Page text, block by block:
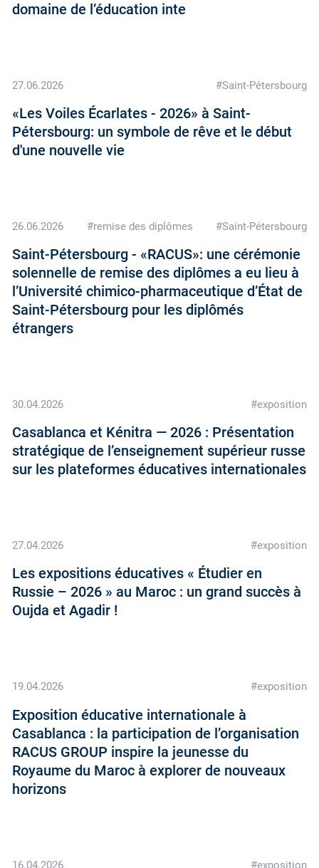
domaine de l’éducation inte
27.06.2026 #Saint-Pétersbourg
«Les Voiles Écarlates - 2026» à Saint-
Pétersbourg: un symbole de rêve et le début
d'une nouvelle vie
26.06.2026 #remise des diplômes #Saint-Pétersbourg
Saint-Pétersbourg - «RACUS»: une cérémonie
solennelle de remise des diplômes a eu lieu à
l’Université chimico-pharmaceutique d’État de
Saint-Pétersbourg pour les diplômés
étrangers
30.04.2026 #exposition
Casablanca et Kénitra — 2026 : Présentation
stratégique de l’enseignement supérieur russe
sur les plateformes éducatives internationales
27.04.2026 #exposition
Les expositions éducatives « Étudier en
Russie – 2026 » au Maroc : un grand succès à
Oujda et Agadir !
19.04.2026 #exposition
Exposition éducative internationale à
Casablanca : la participation de l’organisation
RACUS GROUP inspire la jeunesse du
Royaume du Maroc à explorer de nouveaux
horizons
16.04.2026 #exposition